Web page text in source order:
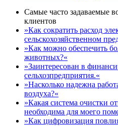
Самые часто задаваемые
клиентов
»Как сократить расход
сельскохозяйственном
»Как можно обеспечить
животных?«
»Заинтересован в
сельхозпредприятия.«
»Насколько надежна
воздуха?«
»Какая система очистки
необходима для моего
»Как цифровизация